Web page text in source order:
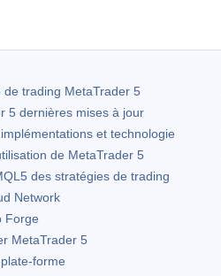
de trading MetaTrader 5
5dernières mises à jour
et technologie
de MetaTrader 5
des stratégies de trading
Network
Forge
MetaTrader 5
forme